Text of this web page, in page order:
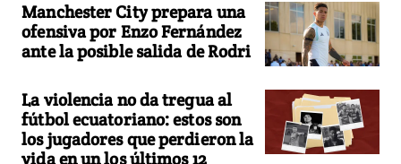
Manchester City prepara una
ofensiva por Enzo Fernández
ante la posible salida de Rodri
La violencia no da tregua al
fútbol ecuatoriano: estos son
los jugadores que perdieron la
vida en un los últimos 12